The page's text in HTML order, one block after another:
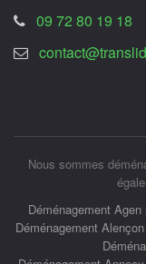
09 72 80 19 18
Nous sommes
Déménagement Agen
Déménagement